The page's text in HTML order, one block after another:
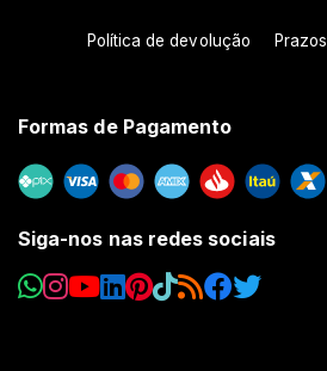
Política de devolução Prazos
Formas de Pagamento
Siga-nos nas redes sociais